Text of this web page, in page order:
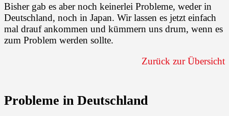
Bisher gab es aber noch keinerlei Probleme, weder in
Deutschland, noch in Japan. Wir lassen es jetzt einfach
mal drauf ankommen und kümmern uns drum, wenn es
zum Problem werden sollte.
Zurück zur Übersicht
Probleme in Deutschland